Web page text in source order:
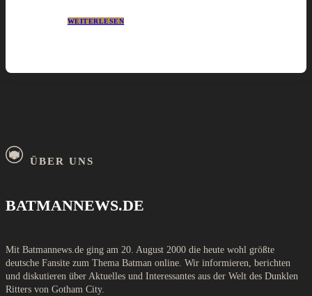
WEITERLESEN
ÜBER UNS
BATMANNEWS.DE
Mit Batmannews.de ging am 20. August 2000 die heute wohl größte
deutsche Fansite zum Thema Batman online. Wir informieren, berichten
und diskutieren über Aktuelles und Interessantes aus der Welt des Dunklen
Ritters von Gotham City.